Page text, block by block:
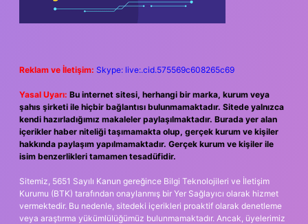
Reklam ve İletişim: Skype: live:.cid.575569c608265c69
Yasal Uyarı: Bu internet sitesi, herhangi bir marka, kurum veya
şahıs şirketi ile hiçbir bağlantısı bulunmamaktadır. Sitede yalnızca
kendi hazırladığımız makaleler paylaşılmaktadır. Burada yer alan
içerikler haber niteliği taşımamakta olup, gerçek kurum ve kişiler
hakkında paylaşım yapılmamaktadır. Gerçek kurum ve kişiler ile
isim benzerlikleri tamamen tesadüfidir.
Sitemiz, 5651 Sayılı Kanun gereğince Bilgi Teknolojileri ve İletişim
Kurumu (BTK) tarafından onaylanmış bir Yer Sağlayıcı olarak hizmet
vermektedir. Bu nedenle, sitedeki içerikleri proaktif olarak denetleme
veya araştırma yükümlülüğümüz bulunmamaktadır. Ancak, üyelerimiz